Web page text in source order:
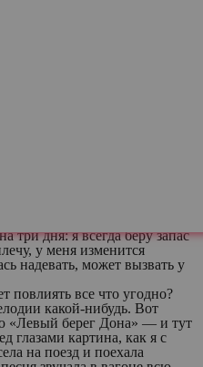
насыщенным: вы принимали
периоде»,
«Все к лучшему». На
когда я сообщала о своих
Поэтому теперь
Как говорится, будет день
по жизни?
сто процентов. Мне тяжело
три дня: я всегда беру запас
у меня изменится
надевать, может вызвать у
повлиять все что угодно?
какой-нибудь. Вот
«Левый берег Дона» — и тут
глазами картина, как я с
на поезд и поехала